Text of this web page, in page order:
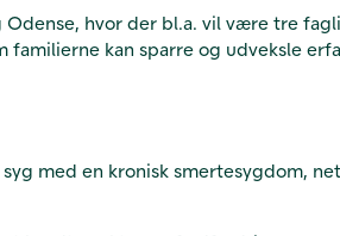
hvor der bl.a. vil være tre
kan sparre og udveksle
med en kronisk smertesygdom,